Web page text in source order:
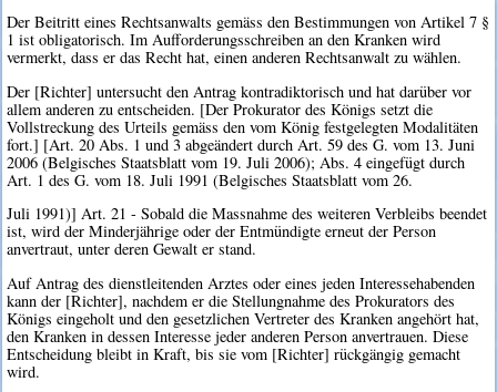
Der Beitritt eines Rechtsanwalts gemäss den Bestimmungen von Artikel 7 §
1 ist obligatorisch. Im Aufforderungsschreiben an den Kranken wird
vermerkt, dass er das Recht hat, einen anderen Rechtsanwalt zu wählen.
Der [Richter] untersucht den Antrag kontradiktorisch und hat darüber vor
allem anderen zu entscheiden. [Der Prokurator des Königs setzt die
Vollstreckung des Urteils gemäss den vom König festgelegten Modalitäten
fort.] [Art. 20 Abs. 1 und 3 abgeändert durch Art. 59 des G. vom 13. Juni
2006 (Belgisches Staatsblatt vom 19. Juli 2006); Abs. 4 eingefügt durch
Art. 1 des G. vom 18. Juli 1991 (Belgisches Staatsblatt vom 26.
Juli 1991)] Art. 21 - Sobald die Massnahme des weiteren Verbleibs beendet
ist, wird der Minderjährige oder der Entmündigte erneut der Person
anvertraut, unter deren Gewalt er stand.
Auf Antrag des dienstleitenden Arztes oder eines jeden Interessehabenden
kann der [Richter], nachdem er die Stellungnahme des Prokurators des
Königs eingeholt und den gesetzlichen Vertreter des Kranken angehört hat,
den Kranken in dessen Interesse jeder anderen Person anvertrauen. Diese
Entscheidung bleibt in Kraft, bis sie vom [Richter] rückgängig gemacht
wird.